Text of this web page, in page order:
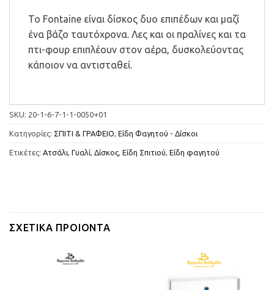
Το Fontaine είναι δίσκος δυο επιπέδων και μαζί
ένα βάζο ταυτόχρονα. Λες και οι πραλίνες και τα
πτι-φουρ επιπλέουν στον αέρα, δυσκολεύοντας
κάποιον να αντισταθεί.
SKU: 20-1-6-7-1-1-0050+01
Κατηγορίες: ΣΠΙΤΙ & ΓΡΑΦΕΙΟ, Είδη Φαγητού - Δίσκοι
Ετικέτες: Ατσάλι, Γυαλί, Δίσκος, Είδη Σπιτιού, Είδη φαγητού
ΣΧΕΤΙΚΆ ΠΡΟΙΌΝΤΑ